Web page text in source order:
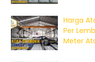
Harga
Per
Meter